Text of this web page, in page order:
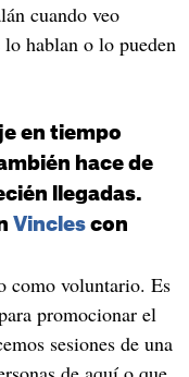
cuando veo
lo hablan o lo pueden
en tiempo
hace de
llegadas.
Vinclescon
como voluntario. Es
promocionar el
sesiones de una